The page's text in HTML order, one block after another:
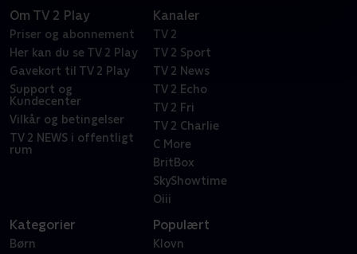
Om TV 2 Play
Priser og abonnement
Her kan du se TV 2 Play
Gavekort til TV 2 Play
Support og
Kundecenter
Vilkår og betingelser
TV 2 NEWS i offentligt
rum
Kanaler
TV 2
TV 2 Sport
TV 2 News
TV 2 Echo
TV 2 Fri
TV 2 Charlie
C More
BritBox
SkyShowtime
Oiii
Kategorier
Børn
Populært
Klovn